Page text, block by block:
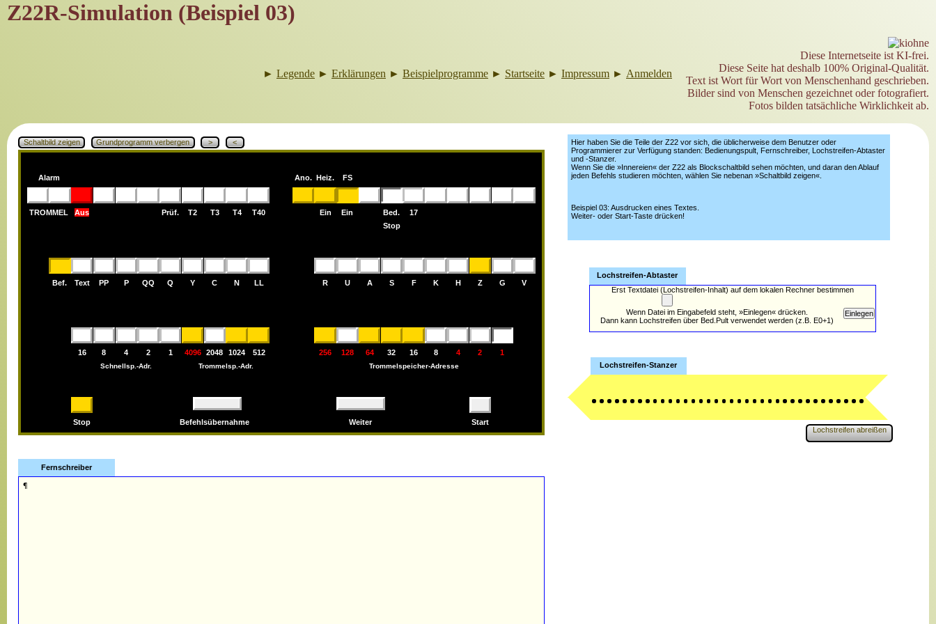
Z22R-Simulation (Beispiel 03)
► Legende ► Erklärungen ► Beispielprogramme ► Startseite ► Impressum ► Anmelden
Diese Internetseite ist KI-frei.
Diese Seite hat deshalb 100% Original-Qualität.
Text ist Wort für Wort von Menschenhand geschrieben.
Bilder sind von Menschen gezeichnet oder fotografiert.
Fotos bilden tatsächliche Wirklichkeit ab.
Alarm Ano. Heiz. FS
TROMMEL Aus Prüf. T2 T3 T4 T40 Ein Ein Bed.
17
Stop
Bef. Text PP P QQ Q Y C N LL R U A S F K H Z G V
16 8 4 2 1 4096 2048 1024 512 256 128 64 32 16 8 4 2 1
Schnellsp.-Adr. Trommelsp.-Adr. Trommelspeicher-Adresse
Stop Befehlsübernahme Weiter Start
Beispiel 03: Ausdrucken eines Textes.
Weiter- oder Start-Taste drücken!
Hier haben Sie die Teile der Z22 vor sich, die üblicherweise dem Benutzer oder
Programmierer zur Verfügung standen: Bedienungspult, Fernschreiber, Lochstreifen-Abtaster
und -Stanzer.
Wenn Sie die »Innereien« der Z22 als Blockschaltbild sehen möchten, und daran den Ablauf
jeden Befehls studieren möchten, wählen Sie nebenan »Schaltbild zeigen«.
Schaltbild zeigen Grundprogramm verbergen > <
Erst Textdatei (Lochstreifen-Inhalt) auf dem lokalen Rechner bestimmen
Wenn Datei im Eingabefeld steht, »Einlegen« drücken.
Dann kann Lochstreifen über Bed.Pult verwendet werden (z.B. E0+1)
Lochstreifen-Abtaster
Lochstreifen-Stanzer
Lochstreifen abreißen
¶
Fernschreiber